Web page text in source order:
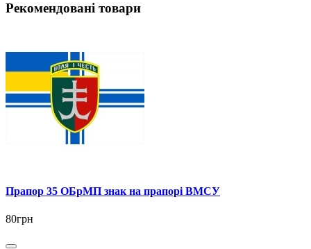
Рекомендовані товари
Прапор 35 ОБрМП знак на прапорі ВМСУ
80грн